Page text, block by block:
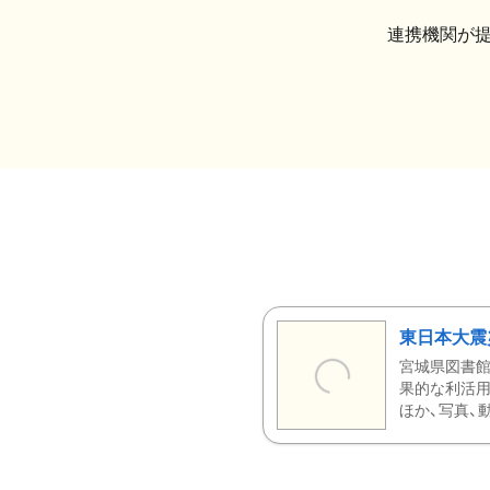
連携機関が
東日本大
宮城県図書
果的な利活
ほか、写真、